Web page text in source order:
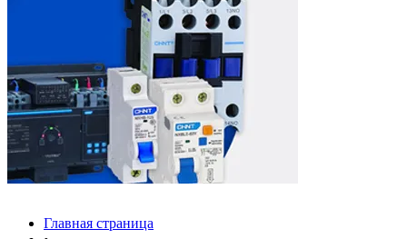
Главная страница